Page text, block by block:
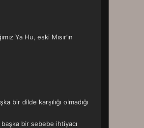
Ya Hu, eski Mısır’ın
bir dilde karşılığı olmadığı
bir sebebe ihtiyacı